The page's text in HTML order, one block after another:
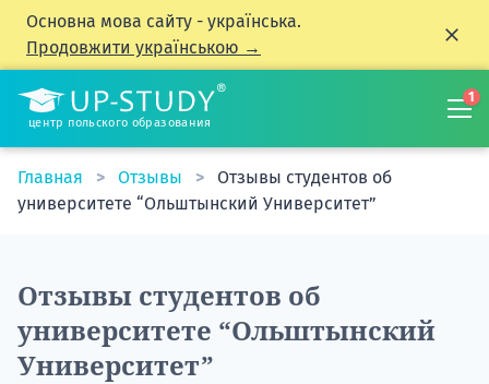
Основна мова сайту - українська.
Продовжити українською →
центр польского образования
1
Главная Отзывы
Отзывы студентов об
университете “Ольштынский Университет”
Отзывы студентов об
университете “Ольштынский
Университет”